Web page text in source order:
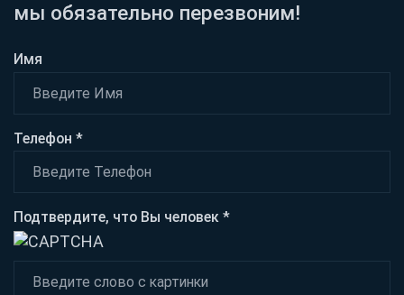
мы обязательно перезвоним!
Имя
Телефон *
Подтвердите, что Вы человек *